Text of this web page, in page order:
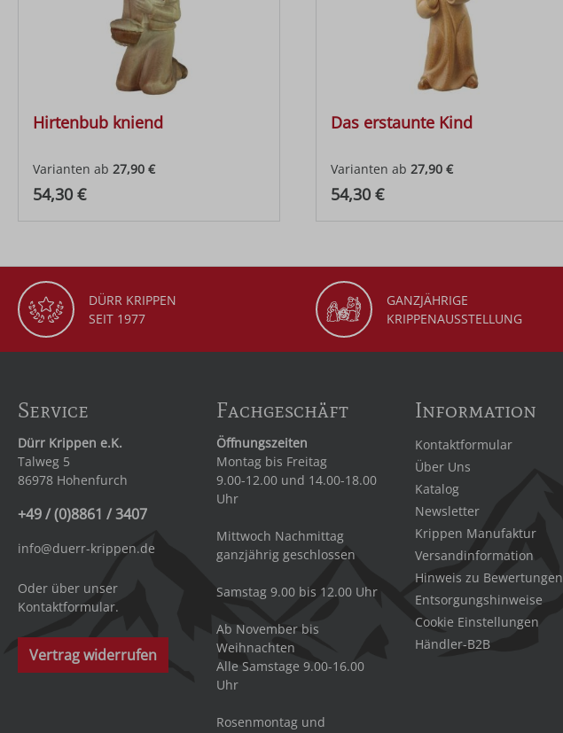
Hirtenbub kniend
Varianten ab 27,90 €
Regulärer Preis:
54,30 €
Das erstaunte Kind
Varianten ab 27,90 €
Regulärer Preis:
54,30 €
DÜRR KRIPPEN
SEIT 1977
GANZJÄHRIGE
KRIPPENAUSSTELLUNG
Service
Dürr Krippen e.K.
Talweg 5
86978 Hohenfurch
+49 / (0)8861 / 3407
info@duerr-krippen.de
Oder über unser
Kontaktformular.
Vertrag widerrufen
Fachgeschäft
Öffnungszeiten
Montag bis Freitag
9.00-12.00 und 14.00-18.00
Uhr
Mittwoch Nachmittag
ganzjährig geschlossen
Samstag 9.00 bis 12.00 Uhr
Ab November bis
Weihnachten
Alle Samstage 9.00-16.00
Uhr
Rosenmontag und
Information
Kontaktformular
Über Uns
Katalog
Newsletter
Krippen Manufaktur
Versandinformation
Hinweis zu Bewertungen
Entsorgungshinweise
Cookie Einstellungen
Händler-B2B